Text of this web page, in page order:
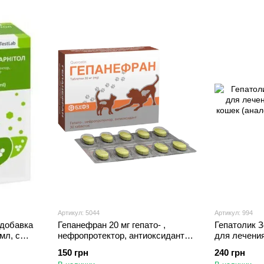
с
Артикул: 5044
Гепанефран 20 мг гепато- ,
нефропротектор, антиоксидант
БХФЗ
150 грн
Артикул: 994
Гепатолик
для
мл
240 грн